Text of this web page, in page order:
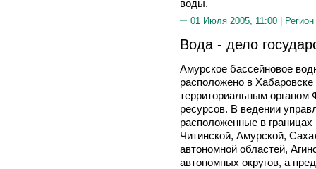
воды.
01 Июля 2005, 11:00 |
Вода - дело
Амурское бассейновое
расположено в
территориальным органом
ресурсов. В ведении
расположенные в границах
Читинской, Амурской,
автономной областей,
автономных округов, а